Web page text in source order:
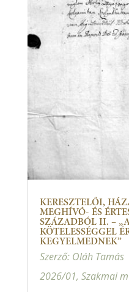
KERESZTELŐI,
MEGHÍVÓ- ÉS
SZÁZADBÓL II. –
KÖTELESSÉGGEL
KEGYELMEDNEK”
Szerző: Oláh Tamás
2026/01, Szakmai